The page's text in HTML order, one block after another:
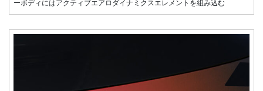
ーボディにはアクティブエアロダイナミクスエレメントを組み込む